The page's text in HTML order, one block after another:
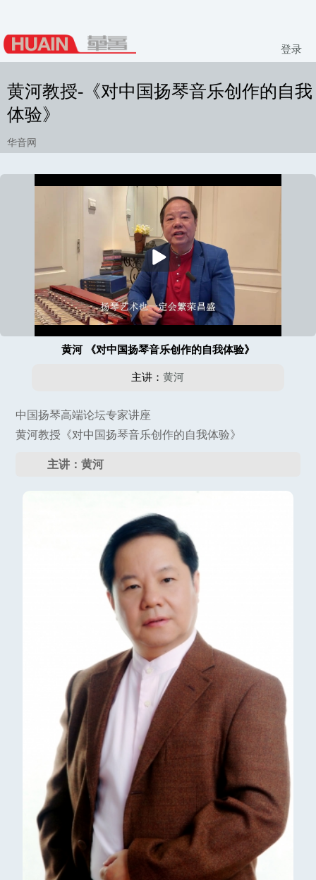
登录
黄河教授-《对中国扬琴音乐创作的自我
体验》
华音网
播
放
黄河 《对中国扬琴音乐创作的自我体验》
主讲：黄河
中国扬琴高端论坛专家讲座
黄河教授《对中国扬琴音乐创作的自我体验》
主讲：黄河